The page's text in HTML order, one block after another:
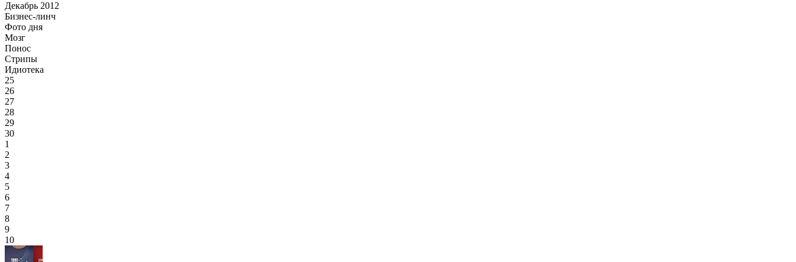
Декабрь 2012
Бизнес-линч
Фото дня
Мозг
Понос
Стрипы
Идиотека
25
26
27
28
29
30
1
2
3
4
5
6
7
8
9
10